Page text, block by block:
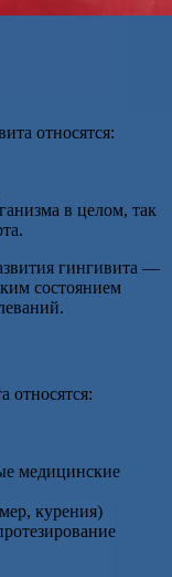
относятся:
в целом, так
гингивита —
состоянием
относятся:
медицинские
курения)